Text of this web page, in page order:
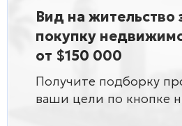
Вид на жительство
покупку
от $150 000
Получите подборку
ваши цели по кнопке